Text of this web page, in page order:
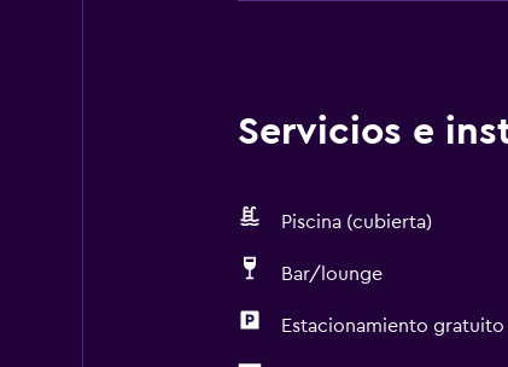
Servicios e
Piscina (cubierta)
Bar/lounge
Estacionamiento gratuito